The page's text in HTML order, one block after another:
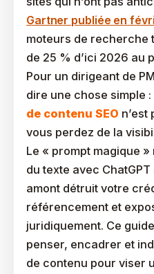
Gartner publiée en
moteurs de recherche
de 25 % d’ici 2026 au
Pour un dirigeant de
dire une chose simple
de contenu SEO
vous perdez de la
Le « prompt magique »
du texte avec
amont détruit votre
référencement et
juridiquement. Ce
penser, encadrer et
de contenu pour viser